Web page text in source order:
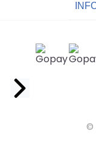
©